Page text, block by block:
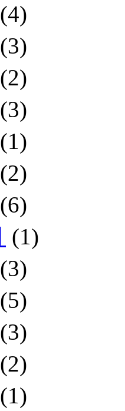
(4)
(3)
(2)
(3)
(1)
(2)
(6)
(1)
(3)
(5)
(3)
(2)
(1)